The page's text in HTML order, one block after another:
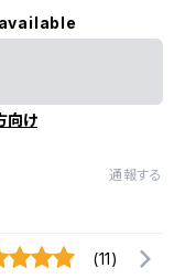
向け
通報する
(11)